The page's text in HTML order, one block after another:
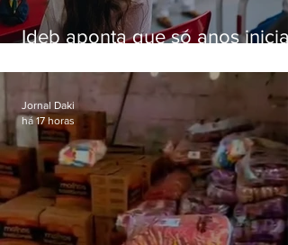
Ideb aponta que só anos
educação
Jornal Daki
há 17 horas